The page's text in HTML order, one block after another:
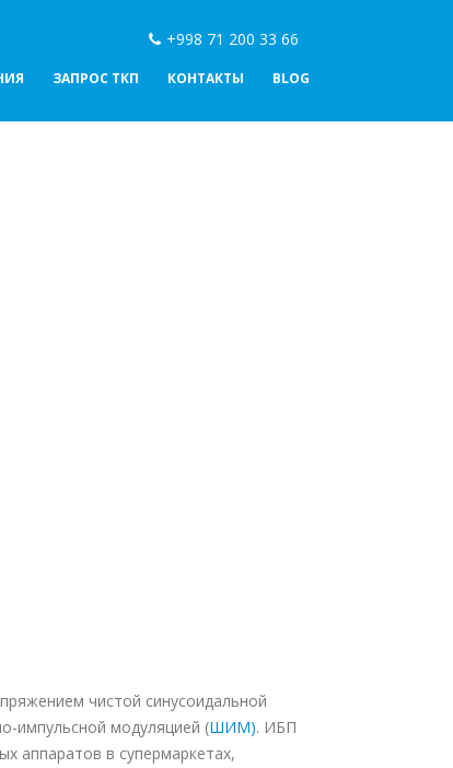
+998 71 200 33 66
ЗАПРОС ТКП КОНТАКТЫ BLOG
чистой синусоидальной
импульсной модуляцией (ШИМ). ИБП
аппаратов в супермаркетах,